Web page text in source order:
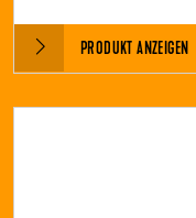
PRODUKT ANZEIGEN